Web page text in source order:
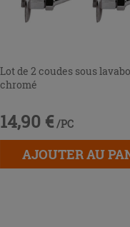
Lot de 2 coudes sous
chromé
14,90 € /PC
AJOUTER AU